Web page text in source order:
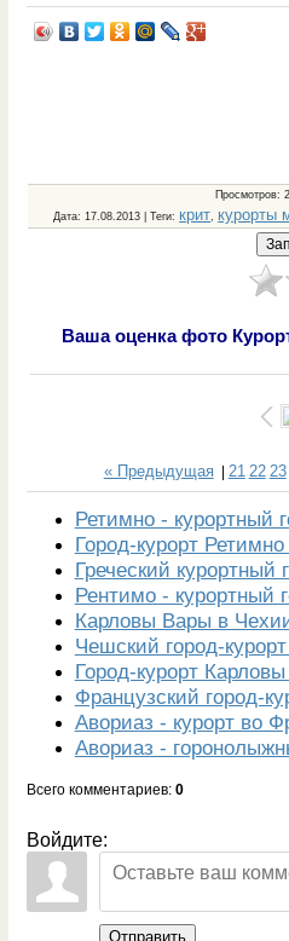
Просмотров:
Дата: 17.08.2013 |Теги: крит курорты
Ваша оценка фото
« Предыдущая| 21 22 23
Ретимно - курортный
Город-курорт
Греческий курортный
Рентимо - курортный
Карловы Вары в
Чешский город-
Город-курорт
Французский город-
Авориаз - курорт во
Авориаз -
Всего комментариев: 0
Войдите:
Отправить